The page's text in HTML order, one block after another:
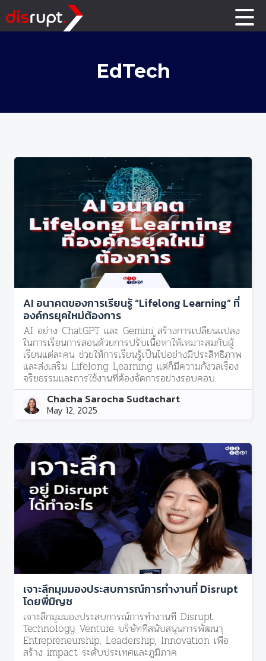
EdTech
AI อนาคตของการเรียนรู้ “Lifelong Learning” ที่
องค์กรยุคใหม่ต้องการ
AI อย่าง ChatGPT และ Gemini สร้างการเปลี่ยนแปลง
ในการเรียนการสอนด้วยการปรับเนื้อหาให้เหมาะสมกับผู้
เรียนแต่ละคน ช่วยให้การเรียนรู้เป็นไปอย่างมีประสิทธิภาพ
และส่งเสริม Lifelong Learning แต่ก็มีความกังวลเรื่อง
จริยธรรมและการใช้งานที่ต้องจัดการอย่างรอบคอบ.
Chacha Sarocha Sudtachart
May 12, 2025
เจาะลึกมุมมองประสบการณ์การทำงานที่ Disrupt
โดยพี่มิญช
เจาะลึกมุมมองประสบการณ์การทำงานที่ Disrupt
Technology Venture บริษัทที่สนับสนุนการพัฒนา
Entrepreneurship, Leadership, Innovation เพื่อ
สร้าง impact ระดับประเทศและภูมิภาค